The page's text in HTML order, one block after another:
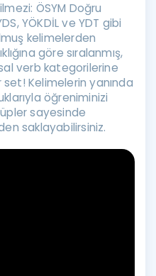
ÖSYM Doğru
YÖKDİL ve YDT gibi
kelimelerden
göre sıralanmış,
verb kategorilerine
set! Kelimelerin yanında
öğreniminizi
sayesinde
saklayabilirsiniz.